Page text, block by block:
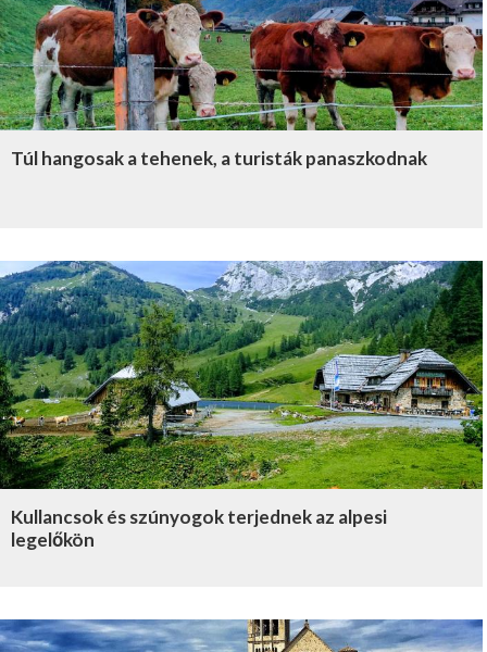
Túl hangosak a tehenek, a turisták panaszkodnak
Kullancsok és szúnyogok terjednek az alpesi
legelőkön